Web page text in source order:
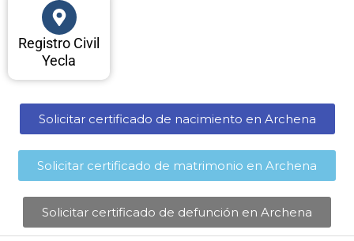
Registro Civil
Yecla
Solicitar certificado de nacimiento en Archena​
Solicitar certificado de matrimonio en Archena​
Solicitar certificado de defunción en Archena​